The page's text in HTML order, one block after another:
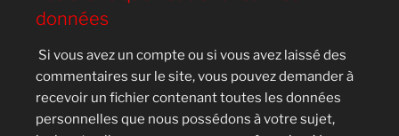
données
Si vous avez un compte ou si vous avez laissé des
commentaires sur le site, vous pouvez demander à
recevoir un fichier contenant toutes les données
personnelles que nous possédons à votre sujet,